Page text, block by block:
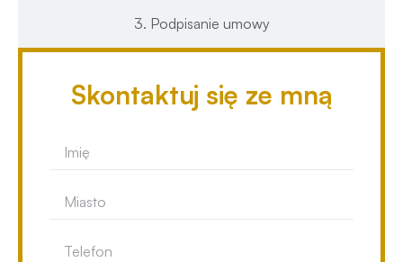
3. Podpisanie umowy
Skontaktuj się ze mną